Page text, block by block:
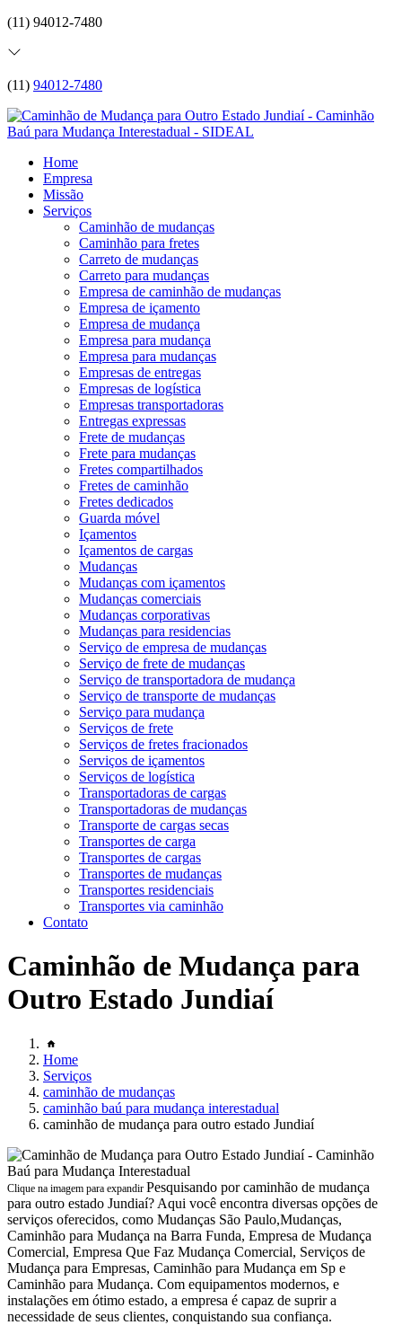
(11) 94012-7480
(11) 94012-7480
Home
Empresa
Missão
Serviços
Caminhão de mudanças
Caminhão para fretes
Carreto de mudanças
Carreto para mudanças
Empresa de caminhão de mudanças
Empresa de içamento
Empresa de mudança
Empresa para mudança
Empresa para mudanças
Empresas de entregas
Empresas de logística
Empresas transportadoras
Entregas expressas
Frete de mudanças
Frete para mudanças
Fretes compartilhados
Fretes de caminhão
Fretes dedicados
Guarda móvel
Içamentos
Içamentos de cargas
Mudanças
Mudanças com içamentos
Mudanças comerciais
Mudanças corporativas
Mudanças para residencias
Serviço de empresa de mudanças
Serviço de frete de mudanças
Serviço de transportadora de mudança
Serviço de transporte de mudanças
Serviço para mudança
Serviços de frete
Serviços de fretes fracionados
Serviços de içamentos
Serviços de logística
Transportadoras de cargas
Transportadoras de mudanças
Transporte de cargas secas
Transportes de carga
Transportes de cargas
Transportes de mudanças
Transportes residenciais
Transportes via caminhão
Contato
Caminhão de Mudança para
Outro Estado Jundiaí
Home
Serviços
caminhão de mudanças
caminhão baú para mudança interestadual
caminhão de mudança para outro estado Jundiaí
Clique na imagem para expandir Pesquisando por caminhão de mudança
para outro estado Jundiaí? Aqui você encontra diversas opções de
serviços oferecidos, como Mudanças São Paulo,Mudanças,
Caminhão para Mudança na Barra Funda, Empresa de Mudança
Comercial, Empresa Que Faz Mudança Comercial, Serviços de
Mudança para Empresas, Caminhão para Mudança em Sp e
Caminhão para Mudança. Com equipamentos modernos, e
instalações em ótimo estado, a empresa é capaz de suprir a
necessidade de seus clientes, conquistando sua confiança.